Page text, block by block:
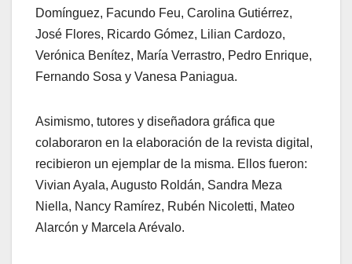
Domínguez, Facundo Feu, Carolina Gutiérrez,
José Flores, Ricardo Gómez, Lilian Cardozo,
Verónica Benítez, María Verrastro, Pedro Enrique,
Fernando Sosa y Vanesa Paniagua.
Asimismo, tutores y diseñadora gráfica que
colaboraron en la elaboración de la revista digital,
recibieron un ejemplar de la misma. Ellos fueron:
Vivian Ayala, Augusto Roldán, Sandra Meza
Niella, Nancy Ramírez, Rubén Nicoletti, Mateo
Alarcón y Marcela Arévalo.